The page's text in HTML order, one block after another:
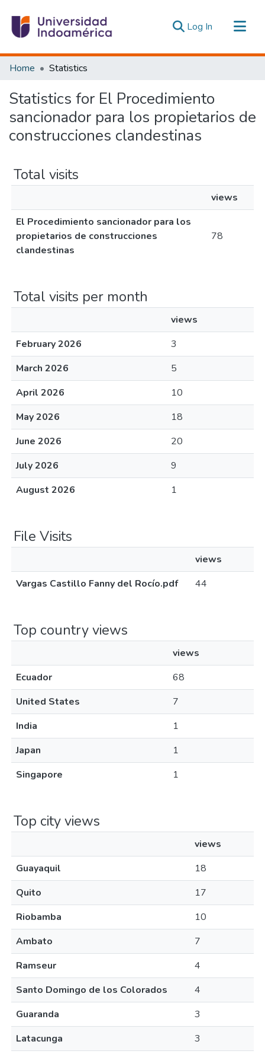
Log In (current)
Communities & Collections
Estadísticas Externas
Home Statistics
Statistics for El Procedimiento
sancionador para los propietarios de
construcciones clandestinas
Total visits
views
El Procedimiento sancionador para los
propietarios de construcciones
clandestinas
78
Total visits per month
views
February 2026
3
March 2026
5
April 2026
10
May 2026
18
June 2026
20
July 2026
9
August 2026
1
File Visits
views
Vargas Castillo Fanny del Rocío.pdf
44
Top country views
views
Ecuador
68
United States
7
India
1
Japan
1
Singapore
1
Top city views
views
Guayaquil
18
Quito
17
Riobamba
10
Ambato
7
Ramseur
4
Santo Domingo de los Colorados
4
Guaranda
3
Latacunga
3